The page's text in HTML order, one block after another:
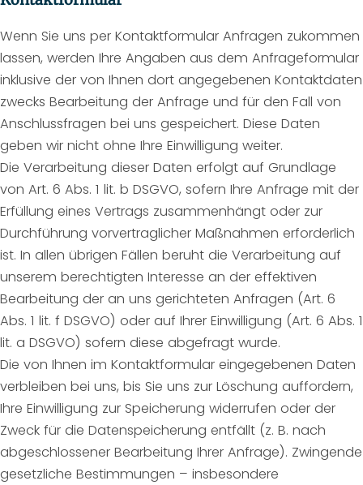
Wenn Sie uns per Kontaktformular Anfragen zukommen
lassen, werden Ihre Angaben aus dem Anfrageformular
inklusive der von Ihnen dort angegebenen Kontaktdaten
zwecks Bearbeitung der Anfrage und für den Fall von
Anschlussfragen bei uns gespeichert. Diese Daten
geben wir nicht ohne Ihre Einwilligung weiter.
Die Verarbeitung dieser Daten erfolgt auf Grundlage
von Art. 6 Abs. 1 lit. b DSGVO, sofern Ihre Anfrage mit der
Erfüllung eines Vertrags zusammenhängt oder zur
Durchführung vorvertraglicher Maßnahmen erforderlich
ist. In allen übrigen Fällen beruht die Verarbeitung auf
unserem berechtigten Interesse an der effektiven
Bearbeitung der an uns gerichteten Anfragen (Art. 6
Abs. 1 lit. f DSGVO) oder auf Ihrer Einwilligung (Art. 6 Abs. 1
lit. a DSGVO) sofern diese abgefragt wurde.
Die von Ihnen im Kontaktformular eingegebenen Daten
verbleiben bei uns, bis Sie uns zur Löschung auffordern,
Ihre Einwilligung zur Speicherung widerrufen oder der
Zweck für die Datenspeicherung entfällt (z. B. nach
abgeschlossener Bearbeitung Ihrer Anfrage). Zwingende
gesetzliche Bestimmungen – insbesondere